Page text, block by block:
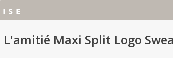
L'amitié Maxi Split Logo